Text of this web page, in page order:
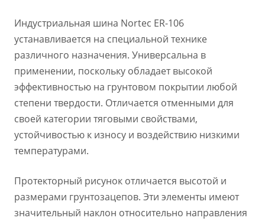
Индустриальная шина Nortec ER-106
устанавливается на специальной технике
различного назначения. Универсальна в
применении, поскольку обладает высокой
эффективностью на грунтовом покрытии любой
степени твердости. Отличается отменными для
своей категории тяговыми свойствами,
устойчивостью к износу и воздействию низкими
температурами.
Протекторный рисунок отличается высотой и
размерами грунтозацепов. Эти элементы имеют
значительный наклон относительно направления